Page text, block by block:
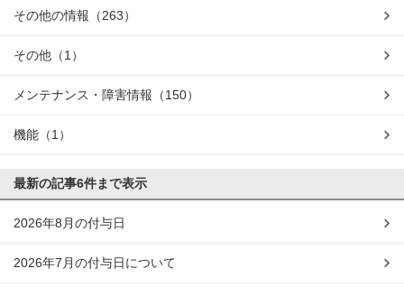
その他の情報 （263）
その他 （1）
メンテナンス・障害情報 （150）
機能 （1）
最新の記事6件まで表示
2026年8月の付与日
2026年7月の付与日について